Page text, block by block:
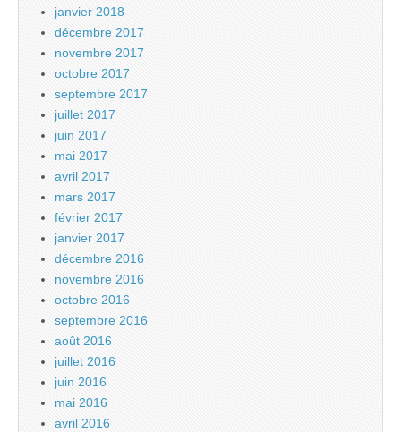
janvier 2018
décembre 2017
novembre 2017
octobre 2017
septembre 2017
juillet 2017
juin 2017
mai 2017
avril 2017
mars 2017
février 2017
janvier 2017
décembre 2016
novembre 2016
octobre 2016
septembre 2016
août 2016
juillet 2016
juin 2016
mai 2016
avril 2016